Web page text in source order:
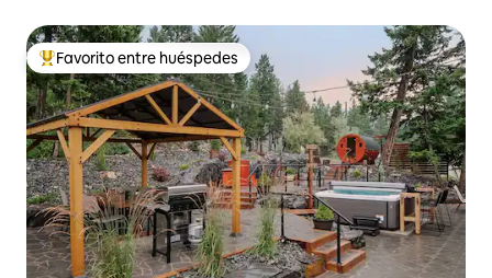
Favorito entre huéspedes preferido
Favorito entre huéspedes